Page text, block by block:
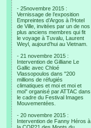
- 25novembre 2015 :
Vernissage de l’exposition
Empreintes d’Argos à l’Hotel
de Ville, invitées par un de nos
plus anciens membres qui fit
le voyage à Tuvalu, Laurent
Weyl, aujourd’hui au Vietnam.
- 21 novembre 2015 :
Intervention de Gilliane Le
Gallic avec Chloé
Vlassopoulos dans "200
millions de réfugiés
climatiques et moi et moi et
moi" organisé par ATTAC dans
le cadre du Festival Images
Mouvementées.
- 20 novembre 2015 :
Intervention de Fanny Héros à